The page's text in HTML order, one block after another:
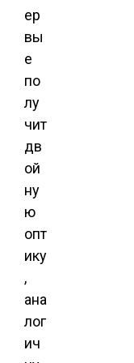
ер
вы
е
по
лу
чит
дв
ой
ну
ю
опт
ику
,
ана
лог
ич